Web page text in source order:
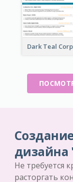
дизайна
Не требуется
расторгать